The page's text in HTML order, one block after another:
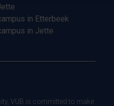
in Etterbeek
in Jette
VUB is committed to make